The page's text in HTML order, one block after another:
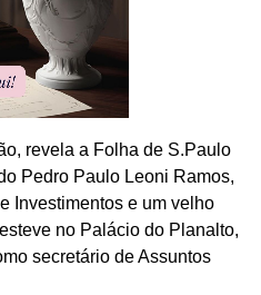
revela a Folha de S.Paulo
Pedro Paulo Leoni Ramos,
Investimentos e um velho
no Palácio do Planalto,
secretário de Assuntos